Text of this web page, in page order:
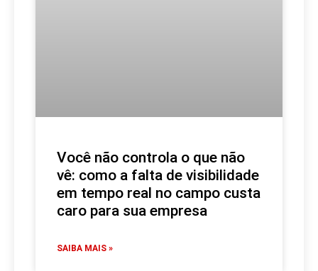
Você não controla o que não
vê: como a falta de visibilidade
em tempo real no campo custa
caro para sua empresa
SAIBA MAIS »